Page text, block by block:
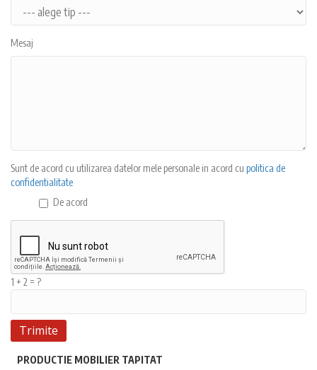
PRODUCTIE MOBILIER TAPITAT
Mesaj
Sunt de acord cu utilizarea datelor mele personale in acord cu politica de
confidentialitate
De acord
1 + 2 = ?